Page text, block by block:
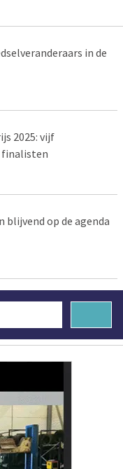
in de
2025: vijf
finalisten
blijvend op de agenda